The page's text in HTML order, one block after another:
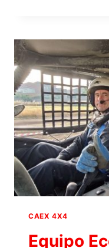
CAEX 4X4
Equipo